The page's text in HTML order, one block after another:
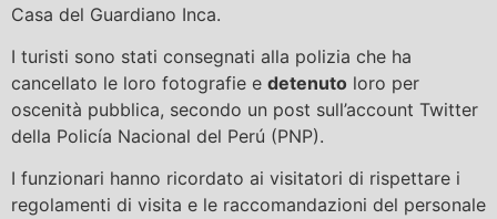
Casa del Guardiano Inca.
I turisti sono stati consegnati alla polizia che ha
cancellato le loro fotografie e detenuto loro per
oscenità pubblica, secondo un post sull’account Twitter
della Policía Nacional del Perú (PNP).
I funzionari hanno ricordato ai visitatori di rispettare i
regolamenti di visita e le raccomandazioni del personale